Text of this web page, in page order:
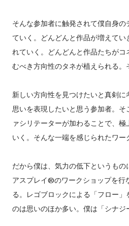
そんな参加者に触発されて僕自身
ていく。どんどんと作品が増えてい
れていく。どんどんと作品たちが
むべき方向性のタネが植えられる。
新しい方向性を見つけたいと真剣
思いを表現したいと思う参加者。
ァシリテーターが加わることで、
いく。そんな一端を感じられたワー
だから僕は、気力の低下というも
アスプレイ®のワークショップを行
る。レゴブロックによる「フロー
のは思いのほか多い。僕は「シナジ